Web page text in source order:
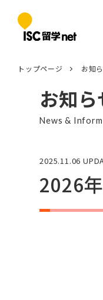
トップページ お知
お知ら
News &
2025.11.06
2026